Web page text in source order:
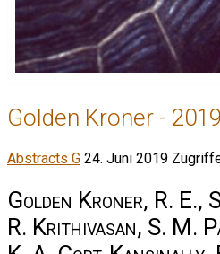
Golden Kroner -
Abstracts G 24. Juni 2019
Golden Kroner, R. E.,
R. Krithivasan, S. M.